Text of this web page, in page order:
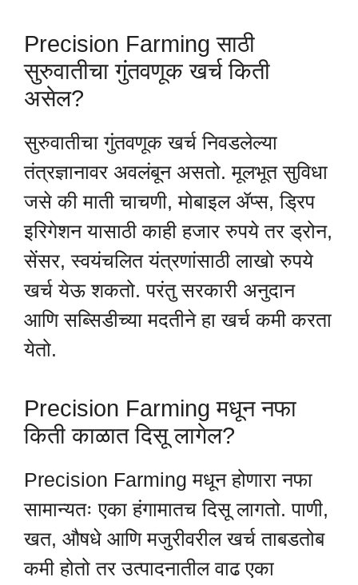
Precision Farming साठी
सुरुवातीचा गुंतवणूक खर्च किती
असेल?
सुरुवातीचा गुंतवणूक खर्च निवडलेल्या
तंत्रज्ञानावर अवलंबून असतो. मूलभूत सुविधा
जसे की माती चाचणी, मोबाइल ॲप्स, ड्रिप
इरिगेशन यासाठी काही हजार रुपये तर ड्रोन,
सेंसर, स्वयंचलित यंत्रणांसाठी लाखो रुपये
खर्च येऊ शकतो. परंतु सरकारी अनुदान
आणि सब्सिडीच्या मदतीने हा खर्च कमी करता
येतो.
Precision Farming मधून नफा
किती काळात दिसू लागेल?
Precision Farming मधून होणारा नफा
सामान्यतः एका हंगामातच दिसू लागतो. पाणी,
खत, औषधे आणि मजुरीवरील खर्च ताबडतोब
कमी होतो तर उत्पादनातील वाढ एका